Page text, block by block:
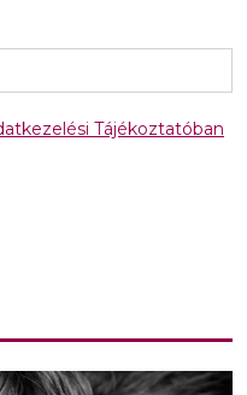
Tájékoztatóban